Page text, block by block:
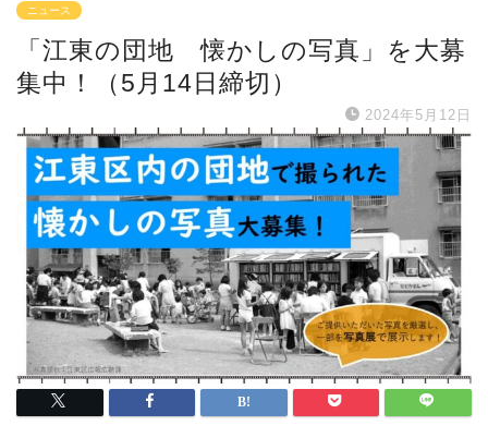
ニュース
「江東の団地 懐かしの写真」を大募
集中！（5月14日締切）
2024年5月12日